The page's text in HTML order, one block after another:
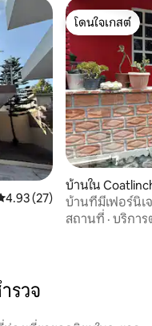
ะแนนเฉลี่ย 4.93 จาก 5, 27 รี
4.93 (27)
โดนใจเกสต์
โดนใจเกสต์
บ้านใน
บ้านที่มีเฟอร์นิเ
บ้าน
สถานที่ · บริกา
รวจ